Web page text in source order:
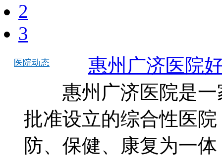
2
3
医院动态
惠州广济医院
惠州广济医院是一
批准设立的综合性医
防、保健、康复为一